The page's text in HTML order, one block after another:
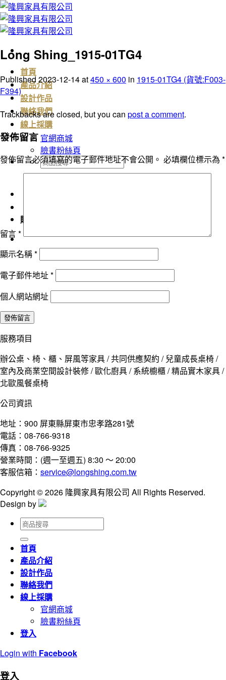
Skip
to
content
首頁
產品介紹
設計作品
聯絡我們
線上採購
官網商城
臉書粉絲頁
搜
尋
購物車
Long Shing_1915-01TG4
Published2023-12-14at450 × 600 in 1915-01TG4 (貨號:F003-
F394)
Trackbacks are closed, but you can post a comment.
發佈留言
發佈留言必須填寫的電子郵件地址不會公開。 必填欄位標示為 *
留言*
顯示名稱*
電子郵件地址*
個人網站網址
服務項目
辦公桌、椅、櫃、屏風等家具 / 共同供應契約 / 兒童成長桌椅 /
室內及商業空間設計裝修 / 歐化廚具 / 系統櫥櫃 / 精品實木家具 /
北歐風餐桌椅
公司資訊
地址：900 屏東縣屏東市忠孝路281號
電話：08-766-9318
傳真：08-766-9325
營業時間：(週一至週五) 8:30 ～ 20:00
客服信箱： service@longshing.com.tw
Copyright © 2026 隆興家具有限公司 All Rights Reserved.
Design by
搜
尋
關
鍵
字:
首頁
產品介紹
設計作品
聯絡我們
線上採購
官網商城
臉書粉絲頁
登入
Login with Facebook
登入